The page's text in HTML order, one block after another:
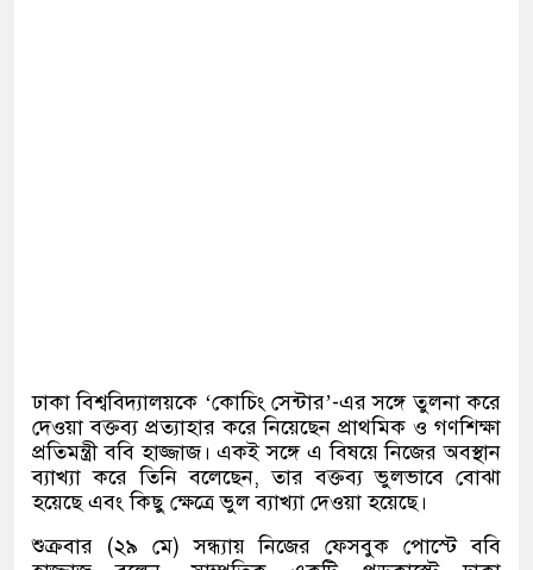
ঢাকা বিশ্ববিদ্যালয়কে ‘কোচিং সেন্টার’-এর সঙ্গে তুলনা করে
দেওয়া বক্তব্য প্রত্যাহার করে নিয়েছেন প্রাথমিক ও গণশিক্ষা
প্রতিমন্ত্রী ববি হাজ্জাজ। একই সঙ্গে এ বিষয়ে নিজের অবস্থান
ব্যাখ্যা করে তিনি বলেছেন, তার বক্তব্য ভুলভাবে বোঝা
হয়েছে এবং কিছু ক্ষেত্রে ভুল ব্যাখ্যা দেওয়া হয়েছে।
শুক্রবার (২৯ মে) সন্ধ্যায় নিজের ফেসবুক পোস্টে ববি